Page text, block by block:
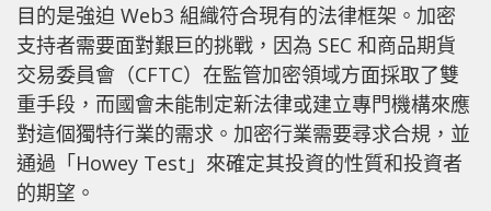
目的是強迫 Web3 組織符合現有的法律框架。加密
支持者需要面對艱巨的挑戰，因為 SEC 和商品期貨
交易委員會（CFTC）在監管加密領域方面採取了雙
重手段，而國會未能制定新法律或建立專門機構來應
對這個獨特行業的需求。加密行業需要尋求合規，並
通過「Howey Test」來確定其投資的性質和投資者
的期望。